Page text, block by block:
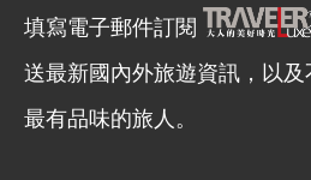
填寫電子郵件訂閱
送最新國內外旅遊資訊，以
最有品味的旅人。